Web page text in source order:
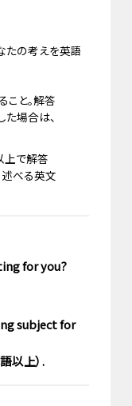
たの考えを英語
こと。解答
場合は、
上で解答
べる英文
for you?
subject for
以上）.